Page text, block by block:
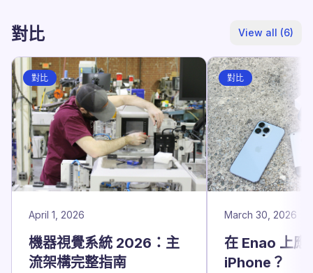
對比 View all (6)
對比
April 1, 2026
機器視覺系統 2026：主
流架構完整指南
對比
March 30, 2026
在 Enao 上應
iPhone？